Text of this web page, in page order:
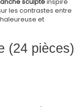
les contrastes entre
et
(24 pièces)